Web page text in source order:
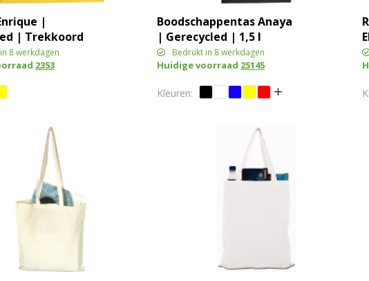
|
| Trekkoord
8 werkdagen
2353
Boodschappentas Anaya
| Gerecycled | 1,5 l
Bedrukt in 8 werkdagen
Huidige voorraad 25145